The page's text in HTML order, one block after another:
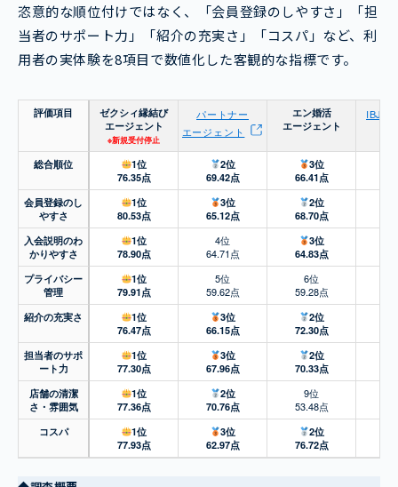
恣意的な順位付けではなく、「会員登録のしやすさ」「担
当者のサポート力」「紹介の充実さ」「コスパ」など、利
用者の実体験を8項目で数値化した客観的な指標です。
評価項目
ゼクシィ縁結び
エージェント
※新規受付停止
パートナー
エージェント
エン婚活
エージェント
IBJメ
総合順位
1位
76.35点
2位
69.42点
3位
66.41点
会員登録のし
やすさ
1位
80.53点
3位
65.12点
2位
68.70点
入会説明のわ
かりやすさ
1位
78.90点
4位
64.71点
3位
64.83点
プライバシー
管理
1位
79.91点
5位
59.62点
6位
59.28点
紹介の充実さ
1位
76.47点
3位
66.15点
2位
72.30点
担当者のサポ
ート力
1位
77.30点
3位
67.96点
2位
70.33点
店舗の清潔
さ・雰囲気
1位
77.36点
2位
70.76点
9位
53.48点
コスパ
1位
77.93点
3位
62.97点
2位
76.72点